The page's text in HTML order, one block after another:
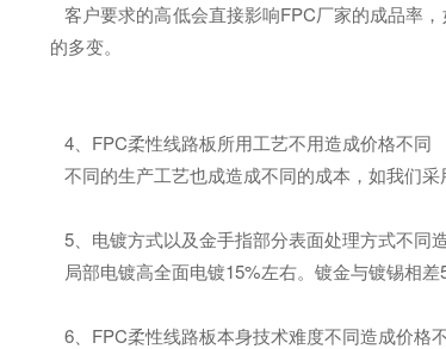
客户要求的高低会直接影响FPC厂家的成品率
的多变。
4、FPC柔性线路板所用工艺不用造成价格不同
不同的生产工艺也成造成不同的成本，如我们
5、电镀方式以及金手指部分表面处理方式不同
局部电镀高全面电镀15%左右。镀金与镀锡相差5
6、FPC柔性线路板本身技术难度不同造成价格